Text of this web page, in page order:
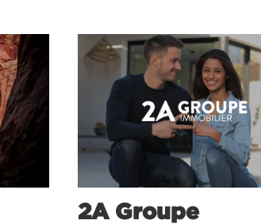
2A Groupe